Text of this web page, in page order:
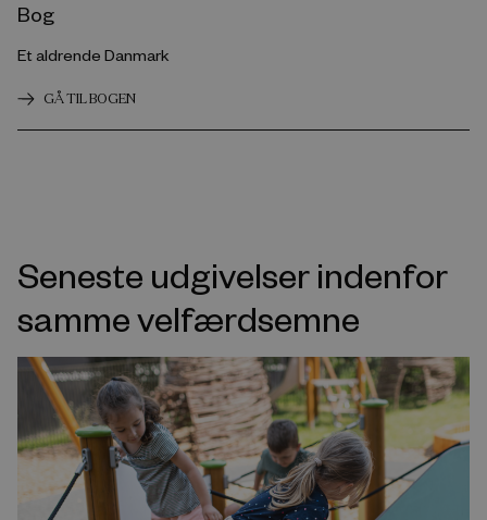
Bog
Et aldrende Danmark
GÅ TIL BOGEN
Seneste udgivelser indenfor
samme velfærdsemne